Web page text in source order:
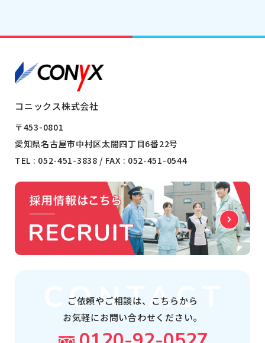
コニックス株式会社
〒453-0801
愛知県名古屋市中村区太閤四丁目6番22号
TEL : 052-451-3838 / FAX : 052-451-0544
ご依頼やご相談は、
こちらから
お気軽にお問い合わせください。